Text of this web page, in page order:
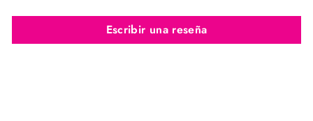
Escribir una reseña